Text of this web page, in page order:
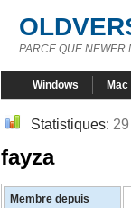
PARCE QUE NEWER
Windows Mac
Statistiques:
fayza
Membre depuis